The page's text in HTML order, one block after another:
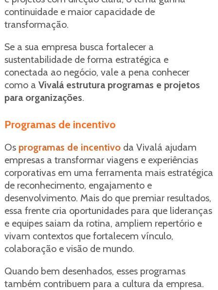
continuidade e maior capacidade de
transformação.
Se a sua empresa busca fortalecer a
sustentabilidade de forma estratégica e
conectada ao negócio, vale a pena conhecer
como a Vivalá estrutura programas e projetos
para organizações.
Programas de incentivo
Os programas de incentivo da Vivalá ajudam
empresas a transformar viagens e experiências
corporativas em uma ferramenta mais estratégica
de reconhecimento, engajamento e
desenvolvimento. Mais do que premiar resultados,
essa frente cria oportunidades para que lideranças
e equipes saiam da rotina, ampliem repertório e
vivam contextos que fortalecem vínculo,
colaboração e visão de mundo.
Quando bem desenhados, esses programas
também contribuem para a cultura da empresa.